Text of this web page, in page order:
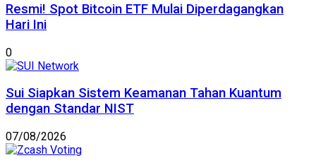
Resmi! Spot Bitcoin ETF Mulai Diperdagangkan
Hari Ini
0
Sui Siapkan Sistem Keamanan Tahan Kuantum
dengan Standar NIST
07/08/2026